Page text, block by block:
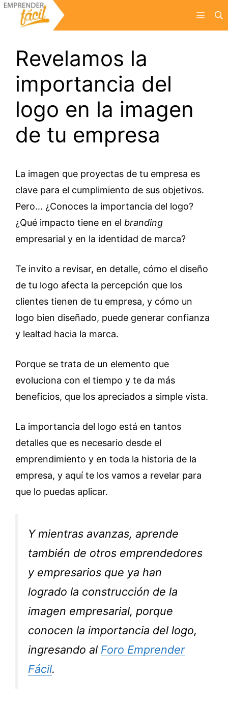
Saltar
Menú
Revelamos la
importancia del
logo en la imagen
de tu empresa
La imagen que proyectas de tu empresa es
clave para el cumplimiento de sus objetivos.
Pero… ¿Conoces la importancia del logo?
¿Qué impacto tiene en el branding
empresarial y en la identidad de marca?
Te invito a revisar, en detalle, cómo el diseño
de tu logo afecta la percepción que los
clientes tienen de tu empresa, y cómo un
logo bien diseñado, puede generar confianza
y lealtad hacia la marca.
Porque se trata de un elemento que
evoluciona con el tiempo y te da más
beneficios, que los apreciados a simple vista.
La importancia del logo está en tantos
detalles que es necesario desde el
emprendimiento y en toda la historia de la
empresa, y aquí te los vamos a revelar para
que lo puedas aplicar.
Y mientras avanzas, aprende
también de otros emprendedores
y empresarios que ya han
logrado la construcción de la
imagen empresarial, porque
conocen la importancia del logo,
ingresando al Foro Emprender
Fácil.